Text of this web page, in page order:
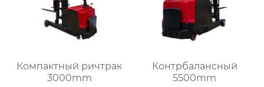
Компактный ричтрак
3000mm
Контрбалансный
5500mm